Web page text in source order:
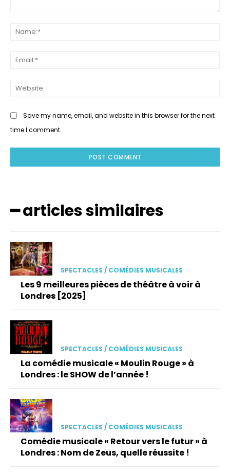
Save my name, email, and website in this browser for the next
time I comment.
━ articles similaires
SPECTACLES / COMÉDIES MUSICALES
Les 9 meilleures pièces de théâtre à voir à
Londres [2025]
SPECTACLES / COMÉDIES MUSICALES
La comédie musicale « Moulin Rouge » à
Londres : le SHOW de l’année !
SPECTACLES / COMÉDIES MUSICALES
Comédie musicale « Retour vers le futur » à
Londres : Nom de Zeus, quelle réussite !